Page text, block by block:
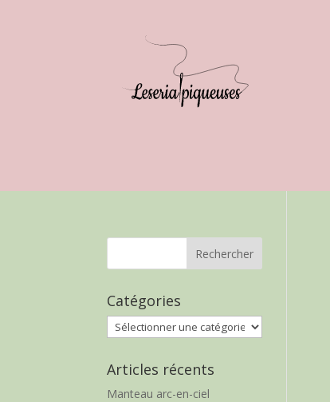
Catégories
Catégories
Articles récents
Manteau arc-en-ciel